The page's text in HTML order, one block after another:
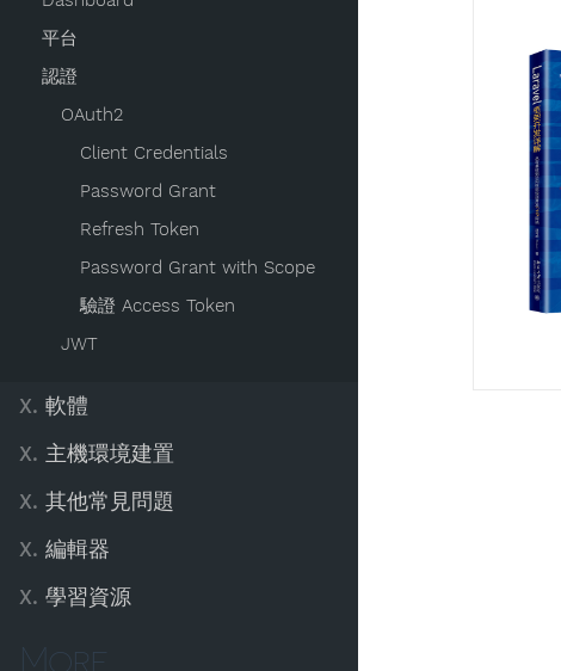
平台
認證
OAuth2
Client Credentials
Password Grant
Refresh Token
Password Grant with Scope
驗證 Access Token
JWT
X. 軟體
X. 主機環境建置
X. 其他常見問題
X. 編輯器
X. 學習資源
More